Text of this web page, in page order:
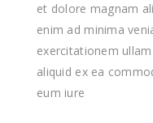
et dolore magnam
enim ad minima
exercitationem
aliquid ex ea
eum iure